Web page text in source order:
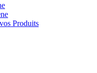
Produits